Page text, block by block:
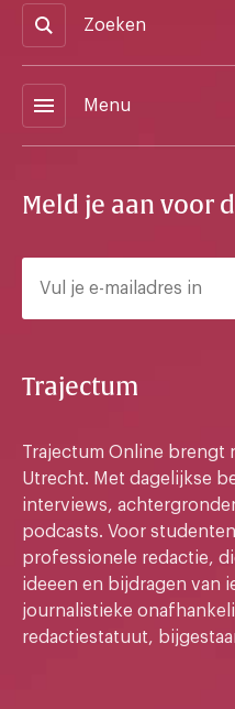
Zoeken
menu Menu
Meld je aan voor
Trajectum
Trajectum Online brengt
Utrecht. Met dagelijkse
interviews,
podcasts. Voor
professionele redactie,
ideeen en bijdragen van
journalistieke
redactiestatuut,